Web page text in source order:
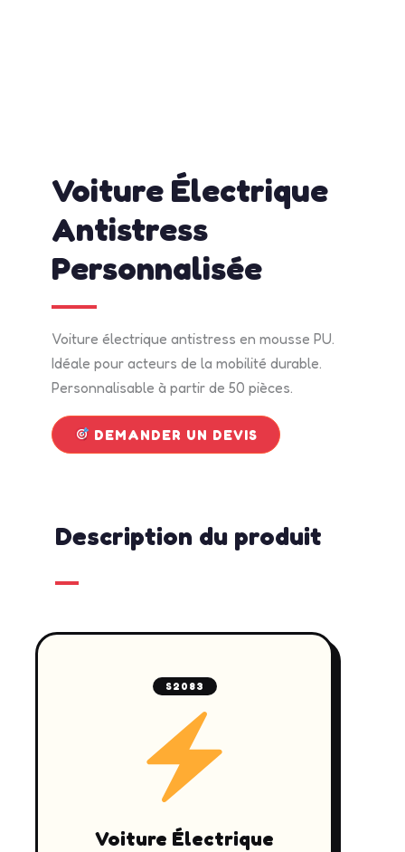
Voiture Électrique
Antistress
Personnalisée
Voiture électrique antistress en mousse PU.
Idéale pour acteurs de la mobilité durable.
Personnalisable à partir de 50 pièces.
DEMANDER UN DEVIS
Description du produit
S2083
Voiture Électrique